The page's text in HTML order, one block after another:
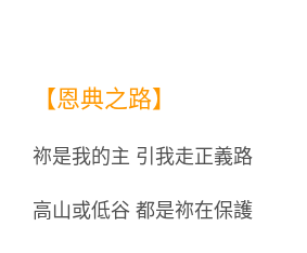
【恩典之路】
祢是我的主 引我走正義路
高山或低谷 都是祢在保護